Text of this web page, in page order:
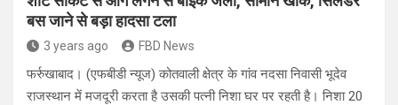
बस जाने से बड़ा हादसा टला
3 years ago FBD News
फर्रुखाबाद। (एफबीडी न्यूज) कोतवाली क्षेत्र के गांव नदसा निवासी भूदेव
राजस्थान में मजदूरी करता है उसकी पत्नी निशा घर पर रहती है। निशा 20